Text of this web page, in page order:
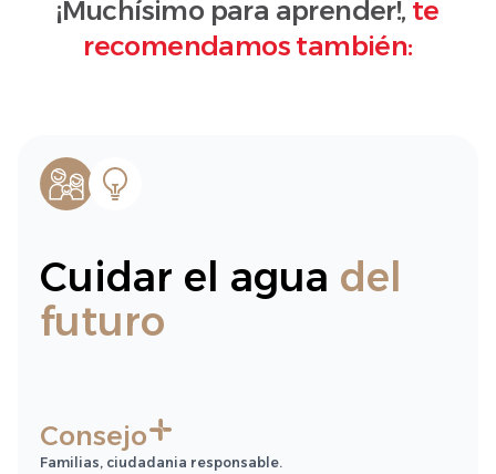
¡Muchísimo para aprender!, te
recomendamos también:
Cuidar el agua del
futuro
Consejo
Familias, ciudadania responsable.